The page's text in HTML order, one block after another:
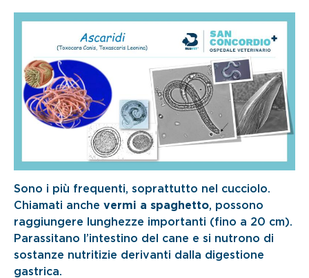
Sono i più frequenti, soprattutto nel cucciolo.
Chiamati anche vermi a spaghetto, possono
raggiungere lunghezze importanti (fino a 20 cm).
Parassitano l’intestino del cane e si nutrono di
sostanze nutritizie derivanti dalla digestione
gastrica.